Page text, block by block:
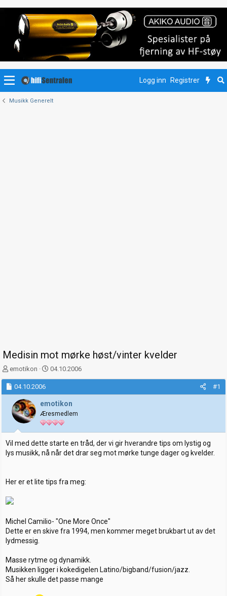
Logg inn Registrer
Musikk Generelt
Medisin mot mørke høst/vinter kvelder
T
r
å
d
r
t
e
emotikon
S
t
r
t
d
a
t
o
04.10.2006
04.10.2006 #1
emotikon
Æresmedlem
Vil med dette starte en tråd, der vi gir hverandre tips om lystig og
lys musikk, nå når det drar seg mot mørke tunge dager og kvelder.
Her er et lite tips fra meg:
Michel Camilio- "One More Once"
Dette er en skive fra 1994, men kommer meget brukbart ut av det
lydmessig.
Masse rytme og dynamikk.
Musikken ligger i kokedigelen Latino/bigband/fusion/jazz.
Så her skulle det passe mange